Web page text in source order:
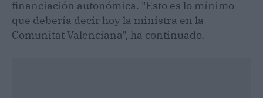
financiación autonómica. "Esto es lo mínimo
que debería decir hoy la ministra en la
Comunitat Valenciana", ha continuado.